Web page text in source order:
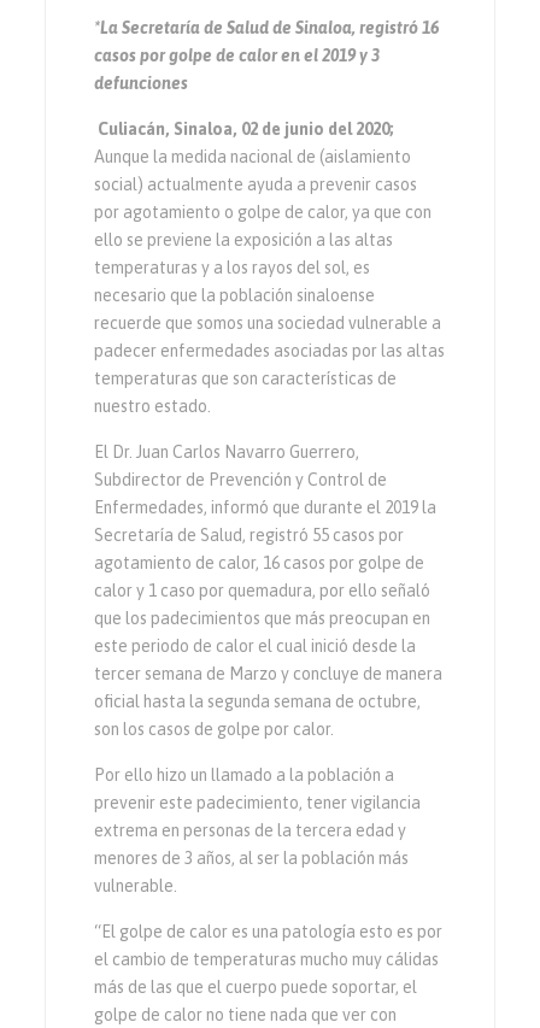
*La Secretaría de Salud de Sinaloa, registró 16
casos por golpe de calor en el 2019 y 3
defunciones
Culiacán, Sinaloa, 02 de junio del 2020;
Aunque la medida nacional de (aislamiento
social) actualmente ayuda a prevenir casos
por agotamiento o golpe de calor, ya que con
ello se previene la exposición a las altas
temperaturas y a los rayos del sol, es
necesario que la población sinaloense
recuerde que somos una sociedad vulnerable a
padecer enfermedades asociadas por las altas
temperaturas que son características de
nuestro estado.
El Dr. Juan Carlos Navarro Guerrero,
Subdirector de Prevención y Control de
Enfermedades, informó que durante el 2019 la
Secretaría de Salud, registró 55 casos por
agotamiento de calor, 16 casos por golpe de
calor y 1 caso por quemadura, por ello señaló
que los padecimientos que más preocupan en
este periodo de calor el cual inició desde la
tercer semana de Marzo y concluye de manera
oficial hasta la segunda semana de octubre,
son los casos de golpe por calor.
Por ello hizo un llamado a la población a
prevenir este padecimiento, tener vigilancia
extrema en personas de la tercera edad y
menores de 3 años, al ser la población más
vulnerable.
“El golpe de calor es una patología esto es por
el cambio de temperaturas mucho muy cálidas
más de las que el cuerpo puede soportar, el
golpe de calor no tiene nada que ver con